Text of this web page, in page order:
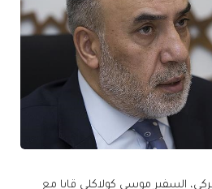
السفير موسى كولاكلي قايا مع